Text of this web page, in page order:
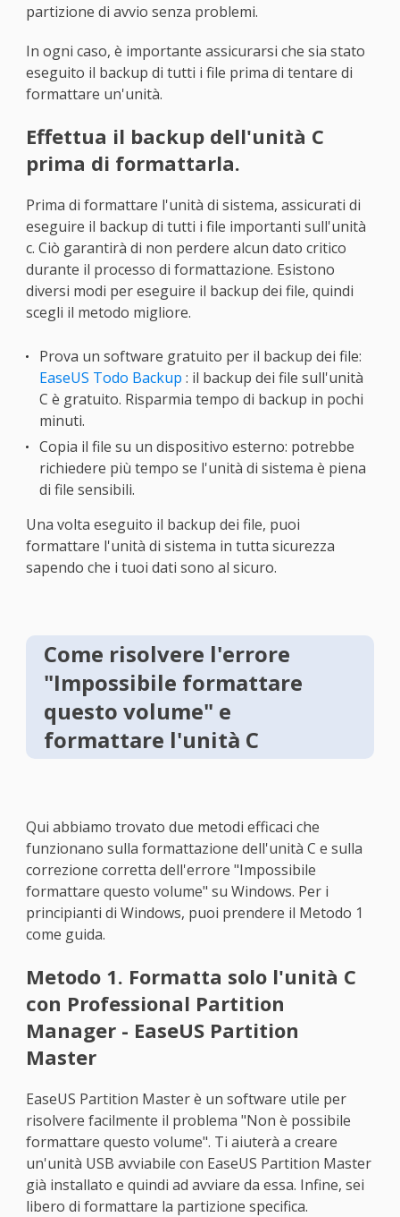
partizione di avvio senza problemi.
In ogni caso, è importante assicurarsi che sia stato
eseguito il backup di tutti i file prima di tentare di
formattare un'unità.
Effettua il backup dell'unità C
prima di formattarla.
Prima di formattare l'unità di sistema, assicurati di
eseguire il backup di tutti i file importanti sull'unità
c. Ciò garantirà di non perdere alcun dato critico
durante il processo di formattazione. Esistono
diversi modi per eseguire il backup dei file, quindi
scegli il metodo migliore.
Prova un software gratuito per il backup dei file:
EaseUS Todo Backup : il backup dei file sull'unità
C è gratuito. Risparmia tempo di backup in pochi
minuti.
Copia il file su un dispositivo esterno: potrebbe
richiedere più tempo se l'unità di sistema è piena
di file sensibili.
Una volta eseguito il backup dei file, puoi
formattare l'unità di sistema in tutta sicurezza
sapendo che i tuoi dati sono al sicuro.
Come risolvere l'errore
"Impossibile formattare
questo volume" e
formattare l'unità C
Qui abbiamo trovato due metodi efficaci che
funzionano sulla formattazione dell'unità C e sulla
correzione corretta dell'errore "Impossibile
formattare questo volume" su Windows. Per i
principianti di Windows, puoi prendere il Metodo 1
come guida.
Metodo 1. Formatta solo l'unità C
con Professional Partition
Manager - EaseUS Partition
Master
EaseUS Partition Master è un software utile per
risolvere facilmente il problema "Non è possibile
formattare questo volume". Ti aiuterà a creare
un'unità USB avviabile con EaseUS Partition Master
già installato e quindi ad avviare da essa. Infine, sei
libero di formattare la partizione specifica.